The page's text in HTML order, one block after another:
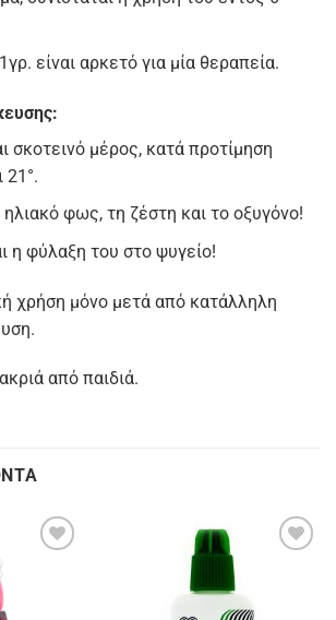
είναι αρκετό για μία θεραπεία.
:
σκοτεινό μέρος, κατά προτίμηση
21°.
φως, τη ζέστη και το οξυγόνο!
η φύλαξη του στο ψυγείο!
χρήση μόνο μετά από κατάλληλη
από παιδιά.